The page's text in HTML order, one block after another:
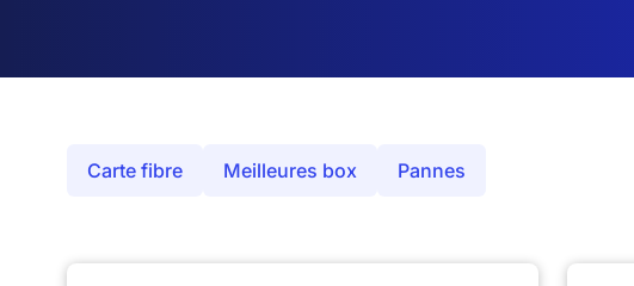
Carte fibre Meilleures box Pannes